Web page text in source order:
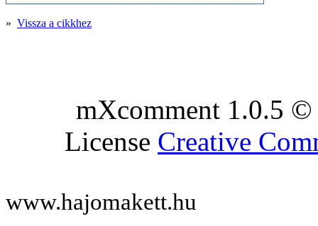
» Vissza a cikkhez
mXcomment 1.0.5
License Creative
www.hajomakett.hu